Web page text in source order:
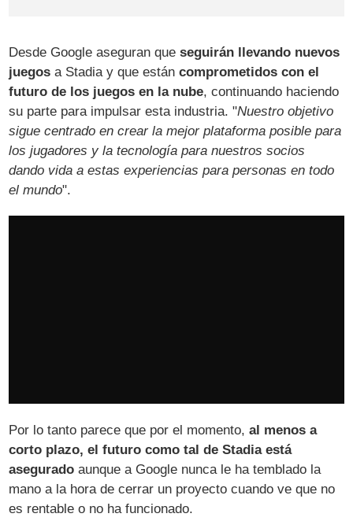
Desde Google aseguran queseguirán llevando nuevos
juegos a Stadia y que estáncomprometidos con el
futuro de los juegos en la nube, continuando haciendo
su parte para impulsar esta industria. "Nuestro objetivo
sigue centrado en crear la mejor plataforma posible para
los jugadores y la tecnología para nuestros socios
dando vida a estas experiencias para personas en todo
el mundo".
Por lo tanto parece que por el momento,al menos a
corto plazo, el futuro como tal de Stadia está
asegurado aunque a Google nunca le ha temblado la
mano a la hora de cerrar un proyecto cuando ve que no
es rentable o no ha funcionado.